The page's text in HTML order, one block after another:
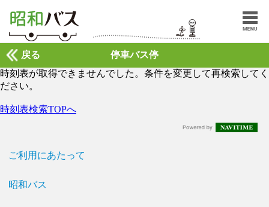
停車バス停
戻る
時刻表が取得できませんでした。条件を変更して再検索してく
ださい。
時刻表検索TOPへ
ご利用にあたって
昭和バス